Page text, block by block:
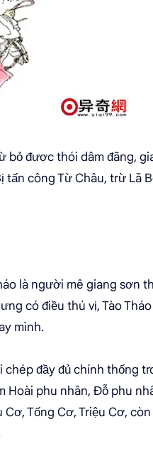
bỏ được thói dâm đãng,
công Từ Châu, trừ Lã
là người mê giang sơn
có điều thú vị, Tào
mình.
đầy đủ chính thống
phu nhân, Đỗ phu
Tống Cơ, Triệu Cơ,